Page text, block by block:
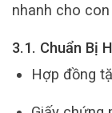
nhanh cho
3.1. Chuẩn Bị
Hợp đồng